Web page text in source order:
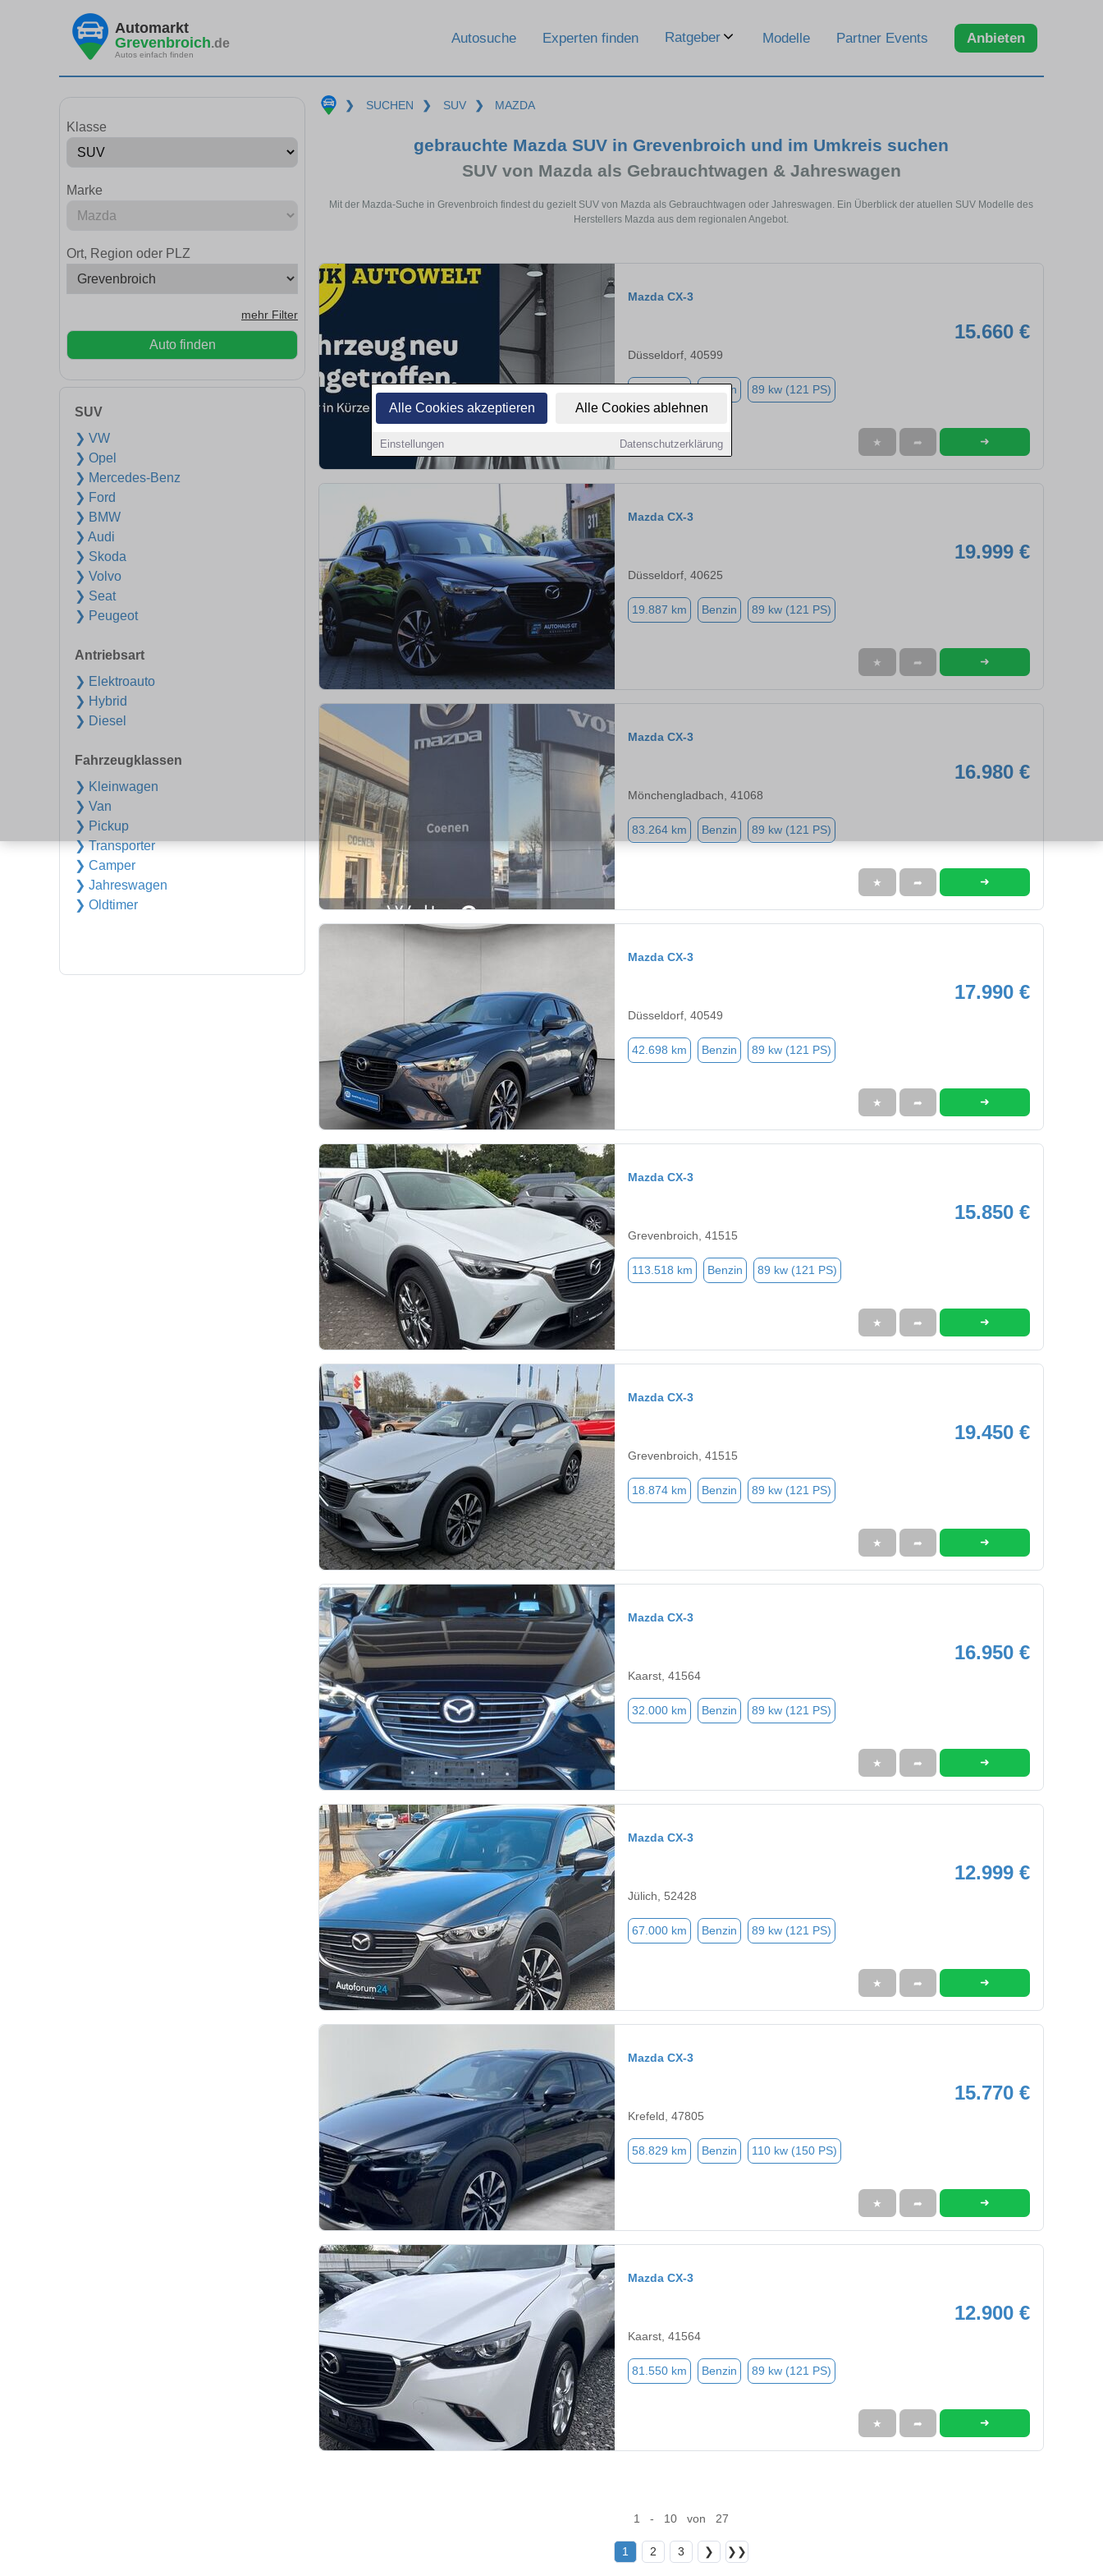
Alle Cookies akzeptieren Alle Cookies ablehnen
Einstellungen Datenschutzerklärung
Automarkt
Grevenbroich.de
Autos einfach finden
Autosuche Experten finden Ratgeber Modelle Partner Events Anbieten
Klasse
Marke
Ort, Region oder PLZ
mehr Filter
Auto finden
SUV
❯ VW
❯ Opel
❯ Mercedes-Benz
❯ Ford
❯ BMW
❯ Audi
❯ Skoda
❯ Volvo
❯ Seat
❯ Peugeot
Antriebsart
❯ Elektroauto
❯ Hybrid
❯ Diesel
Fahrzeugklassen
❯ Kleinwagen
❯ Van
❯ Pickup
❯ Transporter
❯ Camper
❯ Jahreswagen
❯ Oldtimer
❯ SUCHEN ❯ SUV ❯ MAZDA
gebrauchte Mazda SUV in Grevenbroich und im Umkreis suchen
SUV von Mazda als Gebrauchtwagen & Jahreswagen
Mit der Mazda-Suche in Grevenbroich findest du gezielt SUV von Mazda als Gebrauchtwagen oder Jahreswagen. Ein Überblick der atuellen SUV Modelle des
Herstellers Mazda aus dem regionalen Angebot.
Mazda CX-3
15.660 €
Düsseldorf, 40599
Benzin 89 kw (121 PS)
★ ➦ ➜
Mazda CX-3
19.999 €
Düsseldorf, 40625
19.887 km Benzin 89 kw (121 PS)
★ ➦ ➜
Mazda CX-3
16.980 €
Mönchengladbach, 41068
83.264 km Benzin 89 kw (121 PS)
★ ➦ ➜
Mazda CX-3
17.990 €
Düsseldorf, 40549
42.698 km Benzin 89 kw (121 PS)
★ ➦ ➜
Mazda CX-3
15.850 €
Grevenbroich, 41515
113.518 km Benzin 89 kw (121 PS)
★ ➦ ➜
Mazda CX-3
19.450 €
Grevenbroich, 41515
18.874 km Benzin 89 kw (121 PS)
★ ➦ ➜
Mazda CX-3
16.950 €
Kaarst, 41564
32.000 km Benzin 89 kw (121 PS)
★ ➦ ➜
Mazda CX-3
12.999 €
Jülich, 52428
67.000 km Benzin 89 kw (121 PS)
★ ➦ ➜
Mazda CX-3
15.770 €
Krefeld, 47805
58.829 km Benzin 110 kw (150 PS)
★ ➦ ➜
Mazda CX-3
12.900 €
Kaarst, 41564
81.550 km Benzin 89 kw (121 PS)
★ ➦ ➜
1 - 10 von 27
1 2 3 ❯ ❯❯